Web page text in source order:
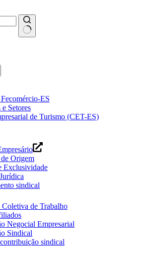
ES
e Setores
de Turismo (CET-ES)
Origem
Exclusividade
sindical
de Trabalho
Negocial Empresarial
Sindical
sindical